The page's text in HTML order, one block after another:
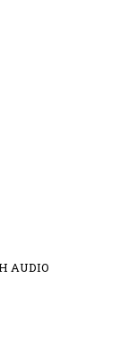
AUDIO